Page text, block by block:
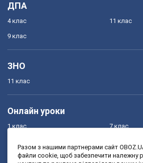
ДПА
4 клас
9 клас
11 клас
ЗНО
11 клас
Онлайн уроки
1 клас
3 клас
7 клас
9 клас
Разом з нашими партнерами сайт
файли cookie, щоб забезпечити належну